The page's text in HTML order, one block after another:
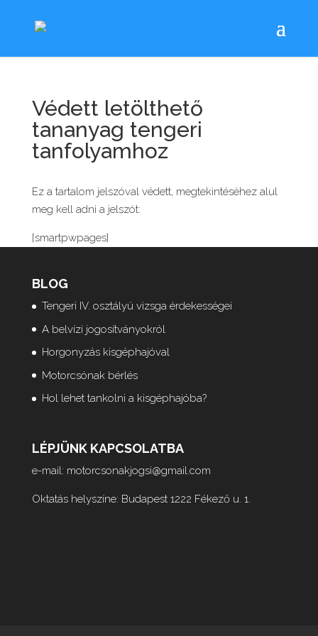
Védett letölthető
tananyag tengeri
tanfolyamhoz
Ez a tartalom jelszóval védett, megtekintéséhez alul
meg kell adni a jelszót:
[smartpwpages]
BLOG
Tengeri IV. osztályú vizsga érdekességei
A belvízi jogosítványokról
Horgonyzás kisgéphajóval
Motorcsónak bérlés
Hol lehet tankolni a kisgéphajóba?
LÉPJÜNK KAPCSOLATBA
e-mail: motorcsonakjogsi@gmail.com
Oktatás helyszíne: Budapest 1222 Fékező u. 1.